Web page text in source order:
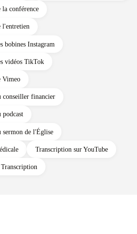
conférence
l'entretien
bobines Instagram
vidéos TikTok
Vimeo
conseiller financier
sermon de l'Église
Transcription sur YouTube